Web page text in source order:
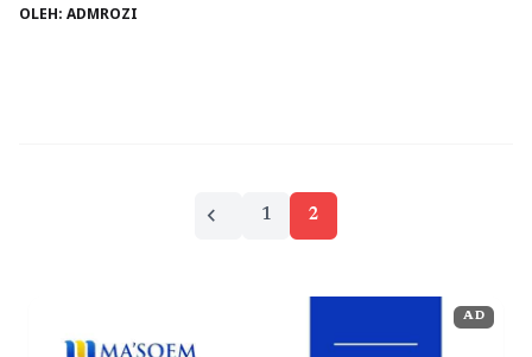
telah mengadopsi metode pengajaran yang lebih
OLEH: ADMROZI
chevron_left 1 2
AD